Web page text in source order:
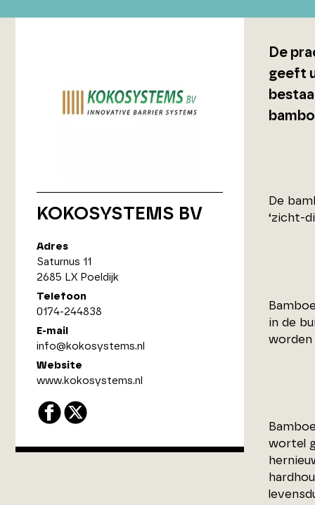
KOKOSYSTEMS BV
Adres
Saturnus 11
2685 LX Poeldijk
Telefoon
0174-244838
E-mail
info@kokosystems.nl
Website
www.kokosystems.nl
De
geeft
De
‘zicht-
in de
wortel